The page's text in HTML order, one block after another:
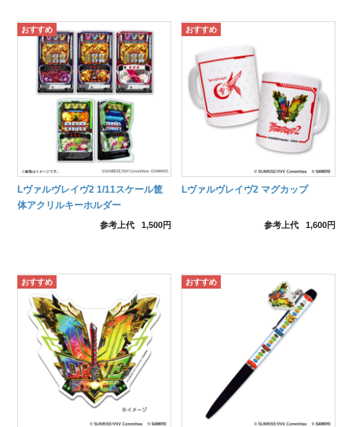
Lヴァルヴレイヴ2 1/11スケール筐
体アクリルキーホルダー
参考上代 1,500円
Lヴァルヴレイヴ2 マグカップ
参考上代 1,600円